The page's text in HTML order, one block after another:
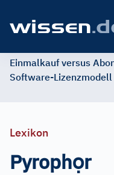
Einmalkauf versus
Software-
Lexikon
Pyrophọr